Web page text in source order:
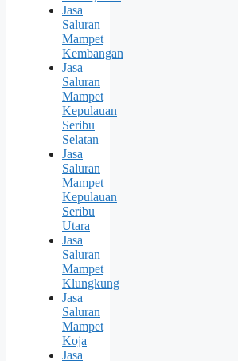
Jasa
Saluran
Mampet
Kembangan
Jasa
Saluran
Mampet
Kepulauan
Seribu
Selatan
Jasa
Saluran
Mampet
Kepulauan
Seribu
Utara
Jasa
Saluran
Mampet
Klungkung
Jasa
Saluran
Mampet
Koja
Jasa